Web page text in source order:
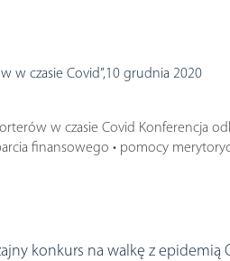
w czasie Covid Konferencja
finansowego • pomocy
konkurs na walkę z epidemią